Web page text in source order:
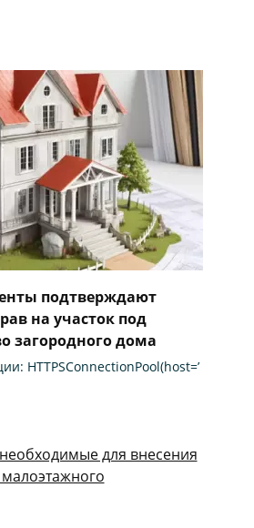
подтверждают
на участок под
загородного дома
HTTPSConnectionPool(host=’